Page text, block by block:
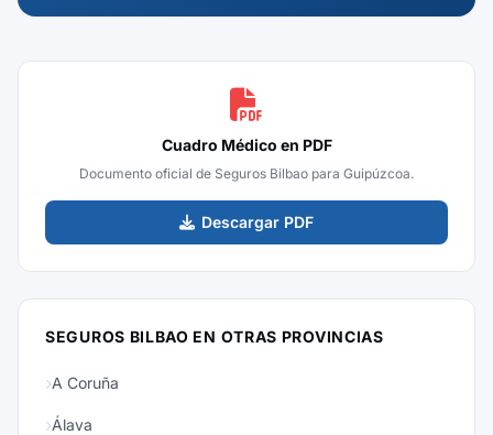
Cuadro Médico en PDF
Documento oficial de Seguros Bilbao para Guipúzcoa.
Descargar PDF
SEGUROS BILBAO EN OTRAS PROVINCIAS
A Coruña
Álava